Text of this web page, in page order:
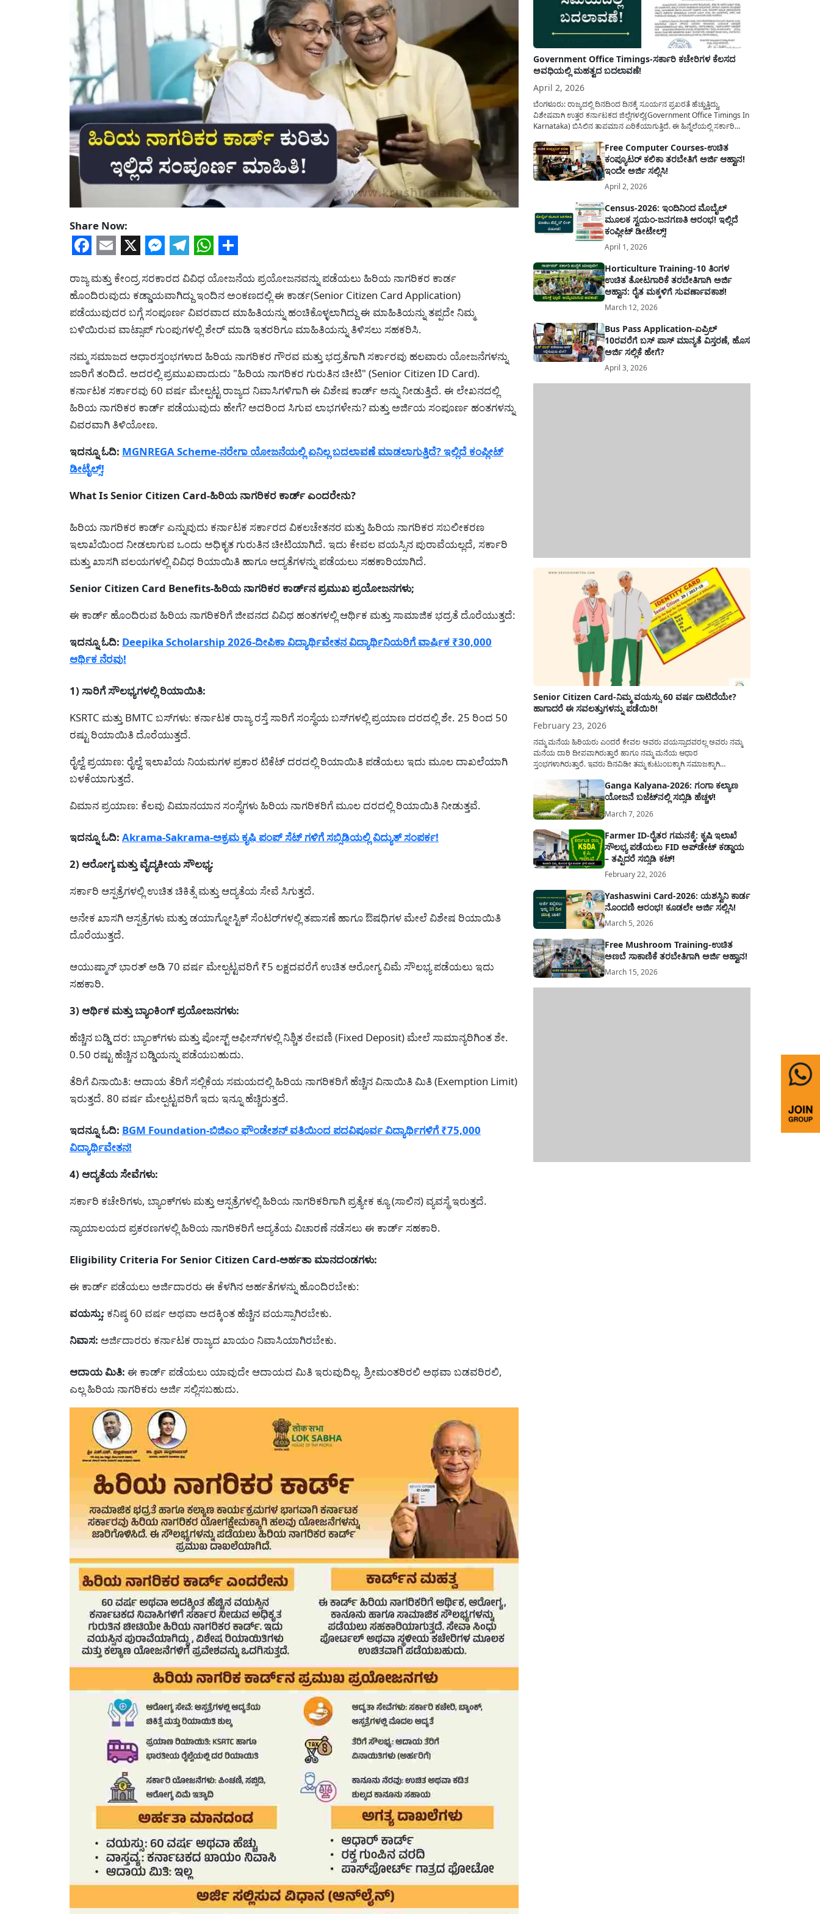
Share Now:
ರಾಜ್ಯ ಮತ್ತು ಕೇಂದ್ರ ಸರಕಾರದ ವಿವಿಧ ಯೋಜನೆಯ ಪ್ರಯೋಜನವನ್ನು ಪಡೆಯಲು ಹಿರಿಯ ನಾಗರಿಕರ ಕಾರ್ಡ
ಹೊಂದಿರುವುದು ಕಡ್ಡಾಯವಾಗಿದ್ದು ಇಂದಿನ ಅಂಕಣದಲ್ಲಿ ಈ ಕಾರ್ಡ(Senior Citizen Card Application)
ಪಡೆಯುವುದರ ಬಗ್ಗೆ ಸಂಪೂರ್ಣ ವಿವರವಾದ ಮಾಹಿತಿಯನ್ನು ಹಂಚಿಕೊಳ್ಳಲಾಗಿದ್ದು ಈ ಮಾಹಿತಿಯನ್ನು ತಪ್ಪದೇ ನಿಮ್ಮ
ಬಳಿಯಿರುವ ವಾಟ್ಸಾಪ್ ಗುಂಪುಗಳಲ್ಲಿ ಶೇರ್ ಮಾಡಿ ಇತರರಿಗೂ ಮಾಹಿತಿಯನ್ನು ತಿಳಿಸಲು ಸಹಕರಿಸಿ.
ನಮ್ಮ ಸಮಾಜದ ಆಧಾರಸ್ತಂಭಗಳಾದ ಹಿರಿಯ ನಾಗರಿಕರ ಗೌರವ ಮತ್ತು ಭದ್ರತೆಗಾಗಿ ಸರ್ಕಾರವು ಹಲವಾರು ಯೋಜನೆಗಳನ್ನು
ಜಾರಿಗೆ ತಂದಿದೆ. ಅದರಲ್ಲಿ ಪ್ರಮುಖವಾದುದು "ಹಿರಿಯ ನಾಗರಿಕರ ಗುರುತಿನ ಚೀಟಿ" (Senior Citizen ID Card).
ಕರ್ನಾಟಕ ಸರ್ಕಾರವು 60 ವರ್ಷ ಮೇಲ್ಪಟ್ಟ ರಾಜ್ಯದ ನಿವಾಸಿಗಳಿಗಾಗಿ ಈ ವಿಶೇಷ ಕಾರ್ಡ್ ಅನ್ನು ನೀಡುತ್ತಿದೆ. ಈ ಲೇಖನದಲ್ಲಿ
ಹಿರಿಯ ನಾಗರಿಕರ ಕಾರ್ಡ್ ಪಡೆಯುವುದು ಹೇಗೆ? ಅದರಿಂದ ಸಿಗುವ ಲಾಭಗಳೇನು? ಮತ್ತು ಅರ್ಜಿಯ ಸಂಪೂರ್ಣ ಹಂತಗಳನ್ನು
ವಿವರವಾಗಿ ತಿಳಿಯೋಣ.
ಇದನ್ನೂ ಓದಿ: MGNREGA Scheme-ನರೇಗಾ ಯೋಜನೆಯಲ್ಲಿ ಏನಿಲ್ಲ ಬದಲಾವಣೆ ಮಾಡಲಾಗುತ್ತಿದೆ? ಇಲ್ಲಿದೆ ಕಂಪ್ಲೀಟ್
ಡೀಟೈಲ್ಸ್!
What Is Senior Citizen Card-ಹಿರಿಯ ನಾಗರಿಕರ ಕಾರ್ಡ್ ಎಂದರೇನು?
ಹಿರಿಯ ನಾಗರಿಕರ ಕಾರ್ಡ್ ಎನ್ನುವುದು ಕರ್ನಾಟಕ ಸರ್ಕಾರದ ವಿಕಲಚೇತನರ ಮತ್ತು ಹಿರಿಯ ನಾಗರಿಕರ ಸಬಲೀಕರಣ
ಇಲಾಖೆಯಿಂದ ನೀಡಲಾಗುವ ಒಂದು ಅಧಿಕೃತ ಗುರುತಿನ ಚೀಟಿಯಾಗಿದೆ. ಇದು ಕೇವಲ ವಯಸ್ಸಿನ ಪುರಾವೆಯಲ್ಲದೆ, ಸರ್ಕಾರಿ
ಮತ್ತು ಖಾಸಗಿ ವಲಯಗಳಲ್ಲಿ ವಿವಿಧ ರಿಯಾಯಿತಿ ಹಾಗೂ ಆದ್ಯತೆಗಳನ್ನು ಪಡೆಯಲು ಸಹಕಾರಿಯಾಗಿದೆ.
Senior Citizen Card Benefits-ಹಿರಿಯ ನಾಗರಿಕರ ಕಾರ್ಡ್‌ನ ಪ್ರಮುಖ ಪ್ರಯೋಜನಗಳು;
ಈ ಕಾರ್ಡ್ ಹೊಂದಿರುವ ಹಿರಿಯ ನಾಗರಿಕರಿಗೆ ಜೀವನದ ವಿವಿಧ ಹಂತಗಳಲ್ಲಿ ಆರ್ಥಿಕ ಮತ್ತು ಸಾಮಾಜಿಕ ಭದ್ರತೆ ದೊರೆಯುತ್ತದೆ:
ಇದನ್ನೂ ಓದಿ: Deepika Scholarship 2026-ದೀಪಿಕಾ ವಿದ್ಯಾರ್ಥಿವೇತನ ವಿದ್ಯಾರ್ಥಿನಿಯರಿಗೆ ವಾರ್ಷಿಕ ₹30,000
ಆರ್ಥಿಕ ನೆರವು!
1) ಸಾರಿಗೆ ಸೌಲಭ್ಯಗಳಲ್ಲಿ ರಿಯಾಯಿತಿ:
KSRTC ಮತ್ತು BMTC ಬಸ್‌ಗಳು: ಕರ್ನಾಟಕ ರಾಜ್ಯ ರಸ್ತೆ ಸಾರಿಗೆ ಸಂಸ್ಥೆಯ ಬಸ್‌ಗಳಲ್ಲಿ ಪ್ರಯಾಣ ದರದಲ್ಲಿ ಶೇ. 25 ರಿಂದ 50
ರಷ್ಟು ರಿಯಾಯಿತಿ ದೊರೆಯುತ್ತದೆ.
ರೈಲ್ವೆ ಪ್ರಯಾಣ: ರೈಲ್ವೆ ಇಲಾಖೆಯ ನಿಯಮಗಳ ಪ್ರಕಾರ ಟಿಕೆಟ್ ದರದಲ್ಲಿ ರಿಯಾಯಿತಿ ಪಡೆಯಲು ಇದು ಮೂಲ ದಾಖಲೆಯಾಗಿ
ಬಳಕೆಯಾಗುತ್ತದೆ.
ವಿಮಾನ ಪ್ರಯಾಣ: ಕೆಲವು ವಿಮಾನಯಾನ ಸಂಸ್ಥೆಗಳು ಹಿರಿಯ ನಾಗರಿಕರಿಗೆ ಮೂಲ ದರದಲ್ಲಿ ರಿಯಾಯಿತಿ ನೀಡುತ್ತವೆ.
ಇದನ್ನೂ ಓದಿ: Akrama-Sakrama-ಅಕ್ರಮ ಕೃಷಿ ಪಂಪ್ ಸೆಟ್ ಗಳಿಗೆ ಸಬ್ಸಿಡಿಯಲ್ಲಿ ವಿದ್ಯುತ್ ಸಂಪರ್ಕ!
2) ಆರೋಗ್ಯ ಮತ್ತು ವೈದ್ಯಕೀಯ ಸೌಲಭ್ಯ:
ಸರ್ಕಾರಿ ಆಸ್ಪತ್ರೆಗಳಲ್ಲಿ ಉಚಿತ ಚಿಕಿತ್ಸೆ ಮತ್ತು ಆದ್ಯತೆಯ ಸೇವೆ ಸಿಗುತ್ತದೆ.
ಅನೇಕ ಖಾಸಗಿ ಆಸ್ಪತ್ರೆಗಳು ಮತ್ತು ಡಯಾಗ್ನೋಸ್ಟಿಕ್ ಸೆಂಟರ್‌ಗಳಲ್ಲಿ ತಪಾಸಣೆ ಹಾಗೂ ಔಷಧಿಗಳ ಮೇಲೆ ವಿಶೇಷ ರಿಯಾಯಿತಿ
ದೊರೆಯುತ್ತದೆ.
ಆಯುಷ್ಮಾನ್ ಭಾರತ್ ಅಡಿ 70 ವರ್ಷ ಮೇಲ್ಪಟ್ಟವರಿಗೆ ₹5 ಲಕ್ಷದವರೆಗೆ ಉಚಿತ ಆರೋಗ್ಯ ವಿಮೆ ಸೌಲಭ್ಯ ಪಡೆಯಲು ಇದು
ಸಹಕಾರಿ.
3) ಆರ್ಥಿಕ ಮತ್ತು ಬ್ಯಾಂಕಿಂಗ್ ಪ್ರಯೋಜನಗಳು:
ಹೆಚ್ಚಿನ ಬಡ್ಡಿ ದರ: ಬ್ಯಾಂಕ್‌ಗಳು ಮತ್ತು ಪೋಸ್ಟ್ ಆಫೀಸ್‌ಗಳಲ್ಲಿ ನಿಶ್ಚಿತ ಠೇವಣಿ (Fixed Deposit) ಮೇಲೆ ಸಾಮಾನ್ಯರಿಗಿಂತ ಶೇ.
0.50 ರಷ್ಟು ಹೆಚ್ಚಿನ ಬಡ್ಡಿಯನ್ನು ಪಡೆಯಬಹುದು.
ತೆರಿಗೆ ವಿನಾಯಿತಿ: ಆದಾಯ ತೆರಿಗೆ ಸಲ್ಲಿಕೆಯ ಸಮಯದಲ್ಲಿ ಹಿರಿಯ ನಾಗರಿಕರಿಗೆ ಹೆಚ್ಚಿನ ವಿನಾಯಿತಿ ಮಿತಿ (Exemption Limit)
ಇರುತ್ತದೆ. 80 ವರ್ಷ ಮೇಲ್ಪಟ್ಟವರಿಗೆ ಇದು ಇನ್ನೂ ಹೆಚ್ಚಿರುತ್ತದೆ.
ಇದನ್ನೂ ಓದಿ: BGM Foundation-ಬಿಜಿಎಂ ಫೌಂಡೇಶನ್ ವತಿಯಿಂದ ಪದವಿಪೂರ್ವ ವಿದ್ಯಾರ್ಥಿಗಳಿಗೆ ₹75,000
ವಿದ್ಯಾರ್ಥಿವೇತನ!
4) ಆದ್ಯತೆಯ ಸೇವೆಗಳು:
ಸರ್ಕಾರಿ ಕಚೇರಿಗಳು, ಬ್ಯಾಂಕ್‌ಗಳು ಮತ್ತು ಆಸ್ಪತ್ರೆಗಳಲ್ಲಿ ಹಿರಿಯ ನಾಗರಿಕರಿಗಾಗಿ ಪ್ರತ್ಯೇಕ ಕ್ಯೂ (ಸಾಲಿನ) ವ್ಯವಸ್ಥೆ ಇರುತ್ತದೆ.
ನ್ಯಾಯಾಲಯದ ಪ್ರಕರಣಗಳಲ್ಲಿ ಹಿರಿಯ ನಾಗರಿಕರಿಗೆ ಆದ್ಯತೆಯ ವಿಚಾರಣೆ ನಡೆಸಲು ಈ ಕಾರ್ಡ್ ಸಹಕಾರಿ.
Eligibility Criteria For Senior Citizen Card-ಅರ್ಹತಾ ಮಾನದಂಡಗಳು:
ಈ ಕಾರ್ಡ್ ಪಡೆಯಲು ಅರ್ಜಿದಾರರು ಈ ಕೆಳಗಿನ ಅರ್ಹತೆಗಳನ್ನು ಹೊಂದಿರಬೇಕು:
ವಯಸ್ಸು: ಕನಿಷ್ಠ 60 ವರ್ಷ ಅಥವಾ ಅದಕ್ಕಿಂತ ಹೆಚ್ಚಿನ ವಯಸ್ಸಾಗಿರಬೇಕು.
ನಿವಾಸ: ಅರ್ಜಿದಾರರು ಕರ್ನಾಟಕ ರಾಜ್ಯದ ಖಾಯಂ ನಿವಾಸಿಯಾಗಿರಬೇಕು.
ಆದಾಯ ಮಿತಿ: ಈ ಕಾರ್ಡ್ ಪಡೆಯಲು ಯಾವುದೇ ಆದಾಯದ ಮಿತಿ ಇರುವುದಿಲ್ಲ. ಶ್ರೀಮಂತರಿರಲಿ ಅಥವಾ ಬಡವರಿರಲಿ,
ಎಲ್ಲ ಹಿರಿಯ ನಾಗರಿಕರು ಅರ್ಜಿ ಸಲ್ಲಿಸಬಹುದು.
Government Office Timings-ಸರ್ಕಾರಿ ಕಚೇರಿಗಳ ಕೆಲಸದ
ಅವಧಿಯಲ್ಲಿ ಮಹತ್ವದ ಬದಲಾವಣೆ!
April 2, 2026
ಬೆಂಗಳೂರು: ರಾಜ್ಯದಲ್ಲಿ ದಿನದಿಂದ ದಿನಕ್ಕೆ ಸೂರ್ಯನ ಪ್ರಖರತೆ ಹೆಚ್ಚುತ್ತಿದ್ದು,
ವಿಶೇಷವಾಗಿ ಉತ್ತರ ಕರ್ನಾಟಕದ ಜಿಲ್ಲೆಗಳಲ್ಲಿ(Government Office Timings In
Karnataka) ಬಿಸಿಲಿನ ತಾಪಮಾನ ಏರಿಕೆಯಾಗುತ್ತಿದೆ. ಈ ಹಿನ್ನೆಲೆಯಲ್ಲಿ ಸರ್ಕಾರಿ
ಸರ್ಕಾರವು ಮಹತ್ವದ ನಿರ್ಧಾರವೊಂದನ್ನು ಕೈಗೊಂಡಿದೆ. ಕಿತ್ತೂರು ಕರ್ನಾಟಕ ಮತ್ತು
ಕಲ್ಯಾಣ ಕರ್ನಾಟಕದ ಒಟ್ಟು 9 ಜಿಲ್ಲೆಗಳಲ್ಲಿ ಏಪ್ರಿಲ್...
Free Computer Courses-ಉಚಿತ
ಕಂಪ್ಯೂಟರ್ ಕಲಿಕಾ ತರಬೇತಿಗೆ ಅರ್ಜಿ ಆಹ್ವಾನ!
ಇಂದೇ ಅರ್ಜಿ ಸಲ್ಲಿಸಿ!
April 2, 2026
Census-2026: ಇಂದಿನಿಂದ ಮೊಬೈಲ್
ಮೂಲಕ ಸ್ವಯಂ-ಜನಗಣತಿ ಆರಂಭ! ಇಲ್ಲಿದೆ
ಕಂಪ್ಲೀಟ್ ಡೀಟೇಲ್ಸ್!
April 1, 2026
Horticulture Training-10 ತಿಂಗಳ
ಉಚಿತ ತೋಟಗಾರಿಕೆ ತರಬೇತಿಗಾಗಿ ಅರ್ಜಿ
ಆಹ್ವಾನ: ರೈತ ಮಕ್ಕಳಿಗೆ ಸುವರ್ಣಾವಕಾಶ!
March 12, 2026
Bus Pass Application-ಏಪ್ರಿಲ್
10ರವರೆಗೆ ಬಸ್ ಪಾಸ್ ಮಾನ್ಯತೆ ವಿಸ್ತರಣೆ, ಹೊಸ
ಅರ್ಜಿ ಸಲ್ಲಿಕೆ ಹೇಗೆ?
April 3, 2026
Senior Citizen Card-ನಿಮ್ಮ ವಯಸ್ಸು 60 ವರ್ಷ ದಾಟಿದೆಯೇ?
ಹಾಗಾದರೆ ಈ ಸವಲತ್ತುಗಳನ್ನು ಪಡೆಯಿರಿ!
February 23, 2026
ನಮ್ಮ ಮನೆಯ ಹಿರಿಯರು ಎಂದರೆ ಕೇವಲ ಅವರು ವಯಸ್ಸಾದವರಲ್ಲ ಅವರು ನಮ್ಮ
ಮನೆಯ ದಾರಿ ದೀಪವಾಗಿರುತ್ತಾರೆ ಹಾಗೂ ನಮ್ಮ ಮನೆಯ ಆಧಾರ
ಸ್ತಂಭಗಳಾಗಿರುತ್ತಾರೆ. ಇವರು ದಿನವಿಡೀ ತಮ್ಮ ಕುಟುಂಬಕ್ಕಾಗಿ ಸಮಾಜಕ್ಕಾಗಿ
ನೆಮ್ಮದಿಯಿಂದ ಕಳೆಯಬೇಕೆಂಬುದು ಪ್ರತಿಯೊಬ್ಬರ ಕನಸಾಗಿರುತ್ತದೆ ಆದ್ದರಿಂದ
ಸರ್ಕಾರವು ಹಿರಿಯ ನಾಗರಿಕರ ಗುರುತಿನ ಚೀಟಿ...
Ganga Kalyana-2026: ಗಂಗಾ ಕಲ್ಯಾಣ
ಯೋಜನೆ ಬಜೆಟ್‌ನಲ್ಲಿ ಸಬ್ಸಿಡಿ ಹೆಚ್ಚಳ!
March 7, 2026
Farmer ID-ರೈತರ ಗಮನಕ್ಕೆ: ಕೃಷಿ ಇಲಾಖೆ
ಸೌಲಭ್ಯ ಪಡೆಯಲು FID ಅಪ್‌ಡೇಟ್ ಕಡ್ಡಾಯ
– ತಪ್ಪಿದರೆ ಸಬ್ಸಿಡಿ ಕಟ್!
February 22, 2026
Yashaswini Card-2026: ಯಶಸ್ವಿನಿ ಕಾರ್ಡ
ನೊಂದಣಿ ಆರಂಭ! ಕೂಡಲೇ ಅರ್ಜಿ ಸಲ್ಲಿಸಿ!
March 5, 2026
Free Mushroom Training-ಉಚಿತ
ಅಣಬೆ ಸಾಕಾಣಿಕೆ ತರಬೇತಿಗಾಗಿ ಅರ್ಜಿ ಆಹ್ವಾನ!
March 15, 2026